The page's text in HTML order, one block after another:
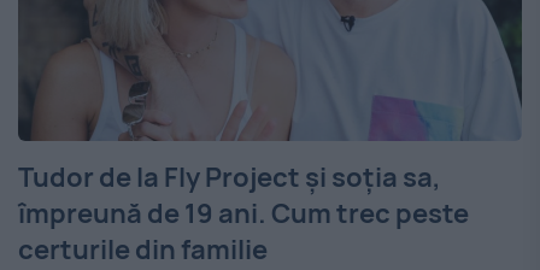
Tudor de la Fly Project și soția sa,
împreună de 19 ani. Cum trec peste
certurile din familie